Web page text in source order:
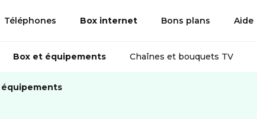
Téléphones Box internet Bons plans Aide
Box et équipements Chaînes et bouquets TV